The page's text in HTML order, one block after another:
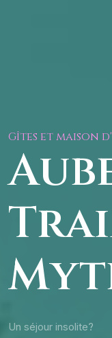
Gîtes et maison
Un séjour insolite?